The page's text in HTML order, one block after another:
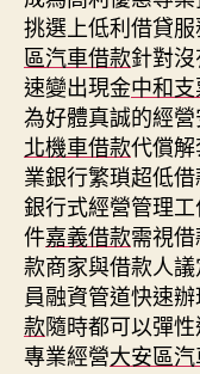
挑選上低利借貸
區汽車借款針對
速變出現金中和
為好體真誠的經
北機車借款代償
業銀行繁瑣超低
銀行式經營管理
件嘉義借款需視
款商家與借款人議
員融資管道快速
款隨時都可以彈
專業經營大安區